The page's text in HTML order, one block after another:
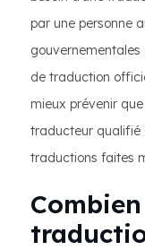
par une personne
de traduction
mieux prévenir
traducteur qualifié
traductions faites